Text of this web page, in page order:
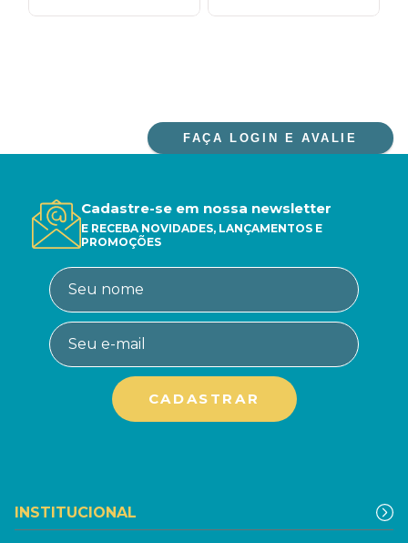
FAÇA LOGIN E AVALIE
Cadastre-se em nossa newsletter
E RECEBA NOVIDADES, LANÇAMENTOS E
PROMOÇÕES
INSTITUCIONAL